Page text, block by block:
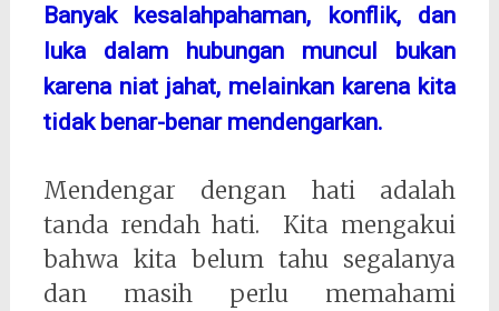
Banyak kesalahpahaman, konflik, dan
luka dalam hubungan muncul bukan
karena niat jahat, melainkan karena kita
tidak benar-benar mendengarkan.
Mendengar dengan hati adalah
tanda rendah hati. Kita mengakui
bahwa kita belum tahu segalanya
dan masih perlu memahami